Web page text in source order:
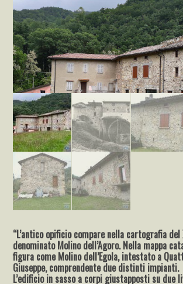
“L’antico opificio compare nella cartografia del
denominato Molino dell’Agoro. Nella mappa
figura come Molino dell’Egola, intestato a
Giuseppe, comprendente due distinti impianti.
L’edificio in sasso a corpi giustapposti su